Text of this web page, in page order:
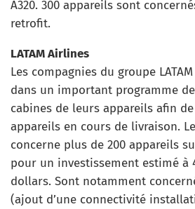
A320. 300 appareils sont
retrofit.
LATAM Airlines
Les compagnies du groupe
dans un important programme
cabines de leurs appareils afin
appareils en cours de livraison.
concerne plus de 200 appareils
pour un investissement estimé à
dollars. Sont notamment
(ajout d’une connectivité